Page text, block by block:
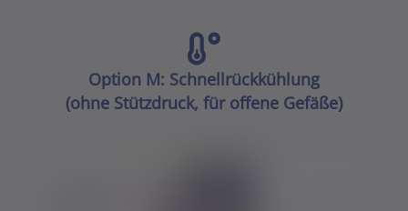
Option M: Schnellrückkühlung
(ohne Stützdruck, für offene Gefäße)